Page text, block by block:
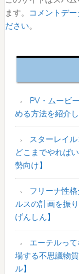
ます。
コメントデ
ださい。
ド
バ
PV・ムービ
める方法を紹介
スターレイ
どこまでやれば
勢向け】
フリーナ性
ルスの計画を振
げんしん】
エーテルっ
場する不思議物
ル】